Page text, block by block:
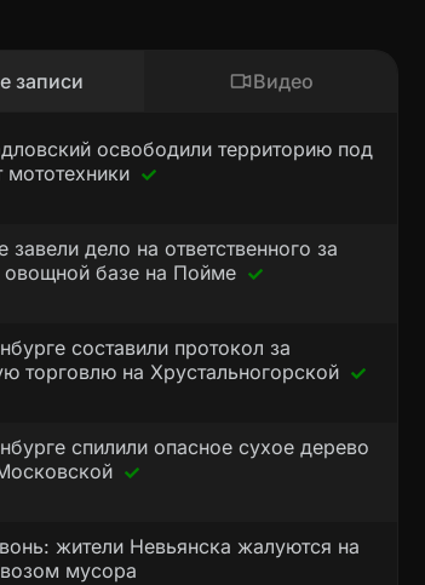
записи Видео
освободили территорию под
мототехники
дело на ответственного за
овощной базе на Пойме
составили протокол за
торговлю на Хрустальногорской
спилили опасное сухое дерево
жители Невьянска жалуются на
мусора